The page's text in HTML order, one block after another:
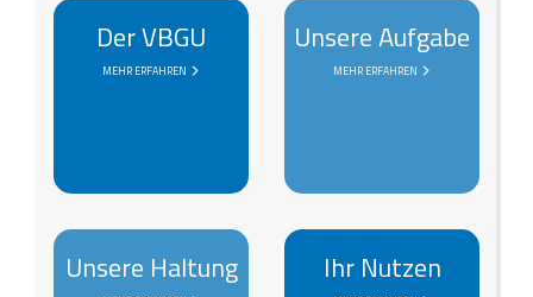
Der VBGU
MEHR ERFAHREN
Unsere Aufgabe
MEHR ERFAHREN
Unsere Haltung Ihr Nutzen